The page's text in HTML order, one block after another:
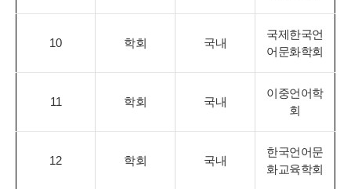
10 학회 국내
국제한국언
어문화학회
11 학회 국내
이중언어학
회
12 학회 국내
한국언어문
화교육학회